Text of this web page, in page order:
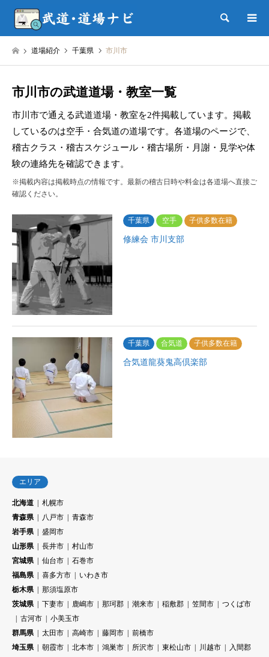
検索
道場紹介 千葉県 市川市
市川市の武道道場・教室一覧
市川市で通える武道道場・教室を2件掲載しています。掲載
しているのは空手・合気道の道場です。各道場のページで、
稽古クラス・稽古スケジュール・稽古場所・月謝・見学や体
験の連絡先を確認できます。
※掲載内容は掲載時点の情報です。最新の稽古日時や料金は各道場へ直接ご
確認ください。
千葉県 空手 子供多数在籍
修練会 市川支部
千葉県 合気道 子供多数在籍
合気道龍葵鬼高倶楽部
エリア
北海道
札幌市
青森県
八戸市
青森市
岩手県
盛岡市
山形県
長井市
村山市
宮城県
仙台市
石巻市
福島県
喜多方市
いわき市
栃木県
那須塩原市
茨城県
下妻市 鹿嶋市 那珂郡 潮来市 稲敷郡 笠間市
つくば市
古河市
小美玉市
群馬県
太田市 高崎市 藤岡市
前橋市
埼玉県
朝霞市 北本市 鴻巣市 所沢市 東松山市 川越市
入間郡